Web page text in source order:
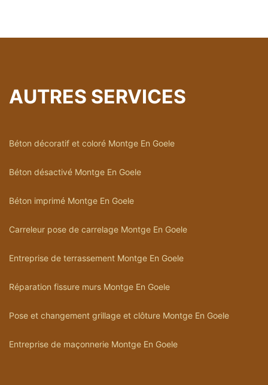
AUTRES SERVICES
Béton décoratif et coloré Montge En Goele
Béton désactivé Montge En Goele
Béton imprimé Montge En Goele
Carreleur pose de carrelage Montge En Goele
Entreprise de terrassement Montge En Goele
Réparation fissure murs Montge En Goele
Pose et changement grillage et clôture Montge En Goele
Entreprise de maçonnerie Montge En Goele